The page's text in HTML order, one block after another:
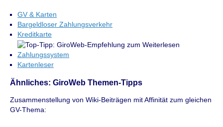
GV & Karten
Bargeldloser Zahlungsverkehr
Kreditkarte
Zahlungssystem
Kartenleser
Ähnliches: GiroWeb Themen-Tipps
Zusammenstellung von Wiki-Beiträgen mit Affinität zum gleichen
GV-Thema: